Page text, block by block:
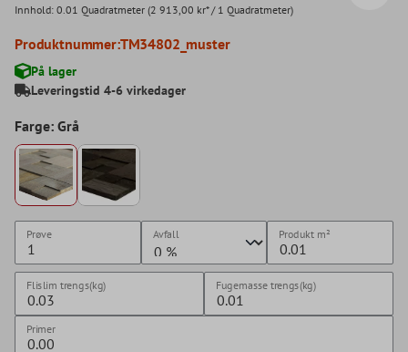
Innhold: 0.01 Quadratmeter (2 913,00 kr* / 1 Quadratmeter)
Produktnummer:TM34802_muster
På lager
Leveringstid 4-6 virkedager
Farge: Grå
Prøve Avfall Produkt m²
Flislim trengs(kg) Fugemasse trengs(kg)
Primer